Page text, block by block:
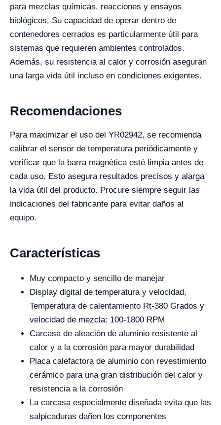
para mezclas químicas, reacciones y ensayos
biológicos. Su capacidad de operar dentro de
contenedores cerrados es particularmente útil para
sistemas que requieren ambientes controlados.
Además, su resistencia al calor y corrosión aseguran
una larga vida útil incluso en condiciones exigentes.
Recomendaciones
Para maximizar el uso del YR02942, se recomienda
calibrar el sensor de temperatura periódicamente y
verificar que la barra magnética esté limpia antes de
cada uso. Esto asegura resultados precisos y alarga
la vida útil del producto. Procure siempre seguir las
indicaciones del fabricante para evitar daños al
equipo.
Características
Muy compacto y sencillo de manejar
Display digital de temperatura y velocidad,
Temperatura de calentamiento Rt-380 Grados y
velocidad de mezcla: 100-1800 RPM
Carcasa de aleación de aluminio resistente al
calor y a la corrosión para mayor durabilidad
Placa calefactora de aluminio con revestimiento
cerámico para una gran distribución del calor y
resistencia a la corrosión
La carcasa especialmente diseñada evita que las
salpicaduras dañen los componentes